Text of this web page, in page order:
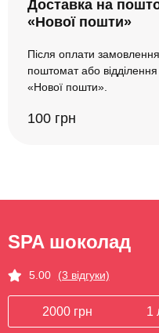
Доставка на
«Нової пошти»
Після оплати
поштомат або
«Нової пошти».
100 грн
SPA шоколад
5.00 (3 відгуки)
2000 грн 1